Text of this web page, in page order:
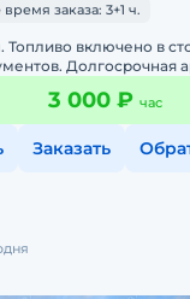
заказа: 3+1 ч.
Топливо включено в
Долгосрочная
3 000 ₽ час
Заказать